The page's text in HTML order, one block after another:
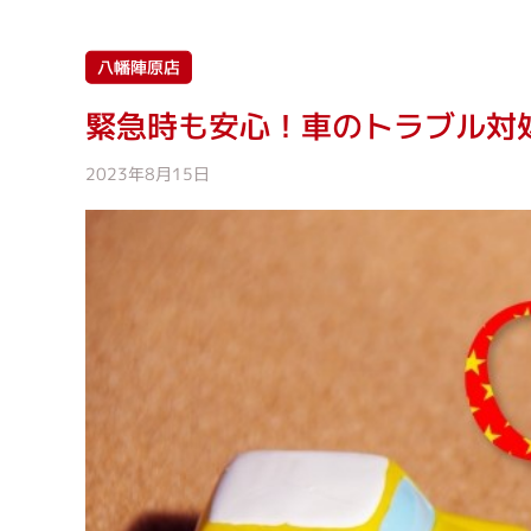
八幡陣原店
緊急時も安心！車のトラブル対
2023年8月15日